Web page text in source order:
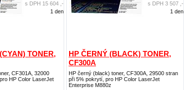
TONER,
CF301A, 32000
HP Color LaserJet
s DPH 15 604 ,-
1 den
HP ČERNÝ (BLACK) TONER,
CF300A
HP černý (black) toner, CF300A, 29500 stran
při 5% pokrytí, pro HP Color LaserJet
Enterprise M880z
s DPH 3 507 ,-
1 den